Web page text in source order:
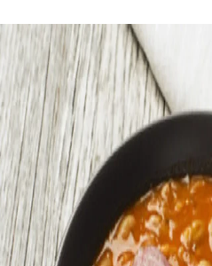
bi
M
oj
a
p
e
n
zij
a
K